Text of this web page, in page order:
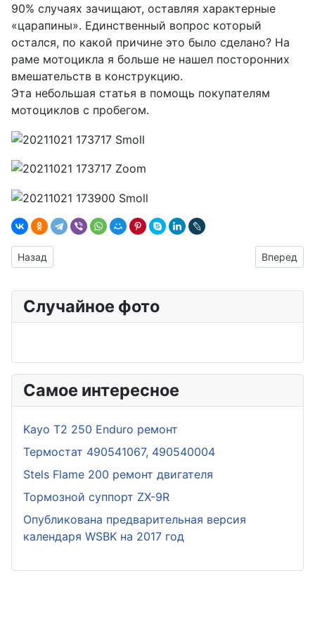
Случайное фото
Самое интересное
Kayo T2 250 Enduro ремонт
Термостат 490541067, 490540004
Stels Flame 200 ремонт двигателя
Тормозной суппорт ZX-9R
Опубликована предварительная версия
календаря WSBK на 2017 год
90% случаях зачищают, оставляя характерные
«царапины». Единственный вопрос который
остался, по какой причине это было сделано? На
раме мотоцикла я больше не нашел посторонних
вмешательств в конструкцию.
Эта небольшая статья в помощь покупателям
мотоциклов с пробегом.
Предыдущий: Мотосезон 2024
Назад Вперед